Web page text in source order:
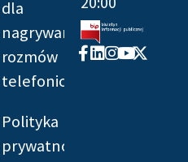
dla
nagrywania
rozmów
telefonicznych
Polityka
prywatności
Facebook-
f
Linkedin
Instagram
Youtube
X-